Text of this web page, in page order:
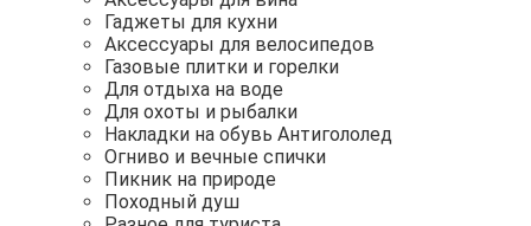
Гаджеты для кухни
Аксессуары для велосипедов
Газовые плитки и горелки
Для отдыха на воде
Для охоты и рыбалки
Накладки на обувь Антигололед
Огниво и вечные спички
Пикник на природе
Походный душ